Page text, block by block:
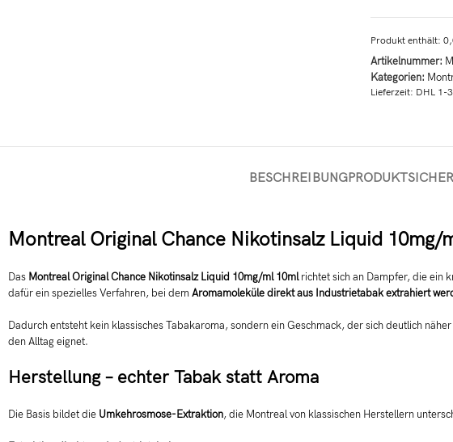
Produkt enthält:
Artikelnummer:
Kategorien:
Lieferzeit: DHL 1-
BESCHREIBUNG
Montreal Original Chance Nikotinsalz Liquid 10mg/
Das Montreal Original Chance Nikotinsalz Liquid 10mg/ml 10mlrichtet sich an Dampfer, die ein
dafür ein spezielles Verfahren, bei demAromamoleküle direkt aus Industrietabak extrahiert
Dadurch entsteht kein klassisches Tabakaroma, sondern ein Geschmack, der sich deutlich
den Alltag eignet.
Herstellung – echter Tabak statt Aroma
Die Basis bildet die Umkehrosmose-Extraktion, die Montreal von klassischen Herstellern